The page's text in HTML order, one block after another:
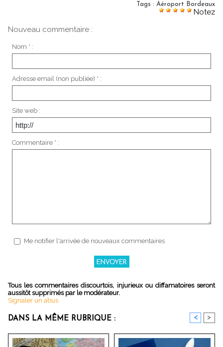
Tags : Aéroport Bordeaux
Notez
Nouveau commentaire :
Nom * :
Adresse email (non publiée) * :
Site web :
Commentaire * :
Me notifier l'arrivée de nouveaux commentaires
Tous les commentaires discourtois, injurieux ou diffamatoires seront
aussitôt supprimés par le modérateur.
Signaler un abus
DANS LA MÊME RUBRIQUE : < >